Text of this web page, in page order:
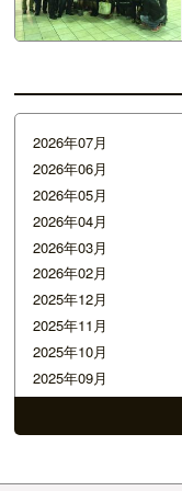
2026年07月
2026年06月
2026年05月
2026年04月
2026年03月
2026年02月
2025年12月
2025年11月
2025年10月
2025年09月
2025年07月
2025年01月